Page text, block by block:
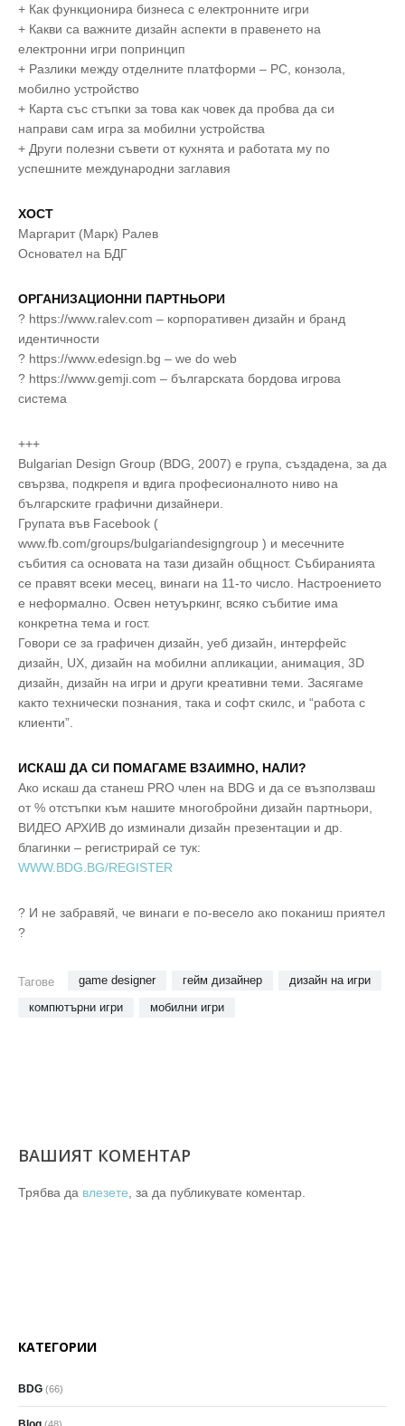
+ Как функционира бизнеса с електронните игри
+ Какви са важните дизайн аспекти в правенето на
електронни игри попринцип
+ Разлики между отделните платформи – PC, конзола,
мобилно устройство
+ Карта със стъпки за това как човек да пробва да си
направи сам игра за мобилни устройства
+ Други полезни съвети от кухнята и работата му по
успешните международни заглавия
ХОСТ
Маргарит (Марк) Ралев
Основател на БДГ
ОРГАНИЗАЦИОННИ ПАРТНЬОРИ
? https://www.ralev.com – корпоративен дизайн и бранд
идентичности
? https://www.edesign.bg – we do web
? https://www.gemji.com – българската бордова игрова
система
+++
Bulgarian Design Group (BDG, 2007) е група, създадена, за да
свързва, подкрепя и вдига професионалното ниво на
българските графични дизайнери.
Групата във Facebook (
www.fb.com/groups/bulgariandesigngroup ) и месечните
събития са основaта на тази дизайн общност. Събиранията
се правят всеки месец, винаги на 11-то число. Настроението
е неформално. Освен нетуъркинг, всяко събитие има
конкретна тема и гост.
Говори се за графичен дизайн, уеб дизайн, интерфейс
дизайн, UX, дизайн на мобилни апликации, анимация, 3D
дизайн, дизайн на игри и други креативни теми. Засягаме
както технически познания, така и софт скилс, и “работа с
клиенти”.
ИСКАШ ДА СИ ПОМАГАМЕ ВЗАИМНО, НАЛИ?
Ако искаш да станеш PRO член на BDG и да се възползваш
от % отстъпки към нашите многобройни дизайн партньори,
ВИДЕО АРХИВ до изминали дизайн презентации и др.
благинки – регистрирай се тук:
WWW.BDG.BG/REGISTER
? И не забравяй, че винаги е по-весело ако поканиш приятел
?
Тагове game designer гейм дизайнер
дизайн на игри
компютърни игри
мобилни игри
ВАШИЯТ КОМЕНТАР
Трябва да влезете , за да публикувате коментар.
КАТЕГОРИИ
BDG (66)